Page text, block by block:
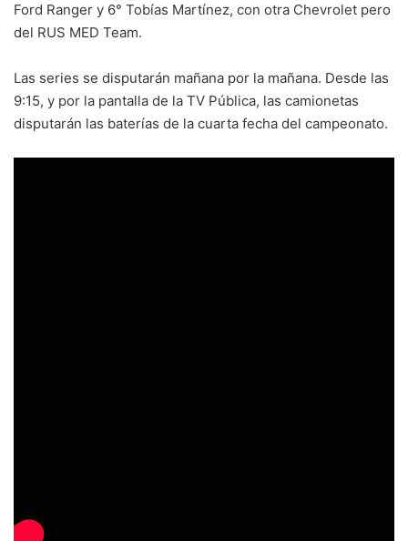
Ford Ranger y 6° Tobías Martínez, con otra Chevrolet pero
del RUS MED Team.
Las series se disputarán mañana por la mañana. Desde las
9:15, y por la pantalla de la TV Pública, las camionetas
disputarán las baterías de la cuarta fecha del campeonato.